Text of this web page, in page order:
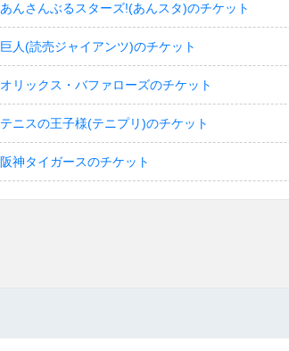
あんさんぶるスターズ!(あんスタ)のチケット
巨人(読売ジャイアンツ)のチケット
オリックス・バファローズのチケット
テニスの王子様(テニプリ)のチケット
阪神タイガースのチケット